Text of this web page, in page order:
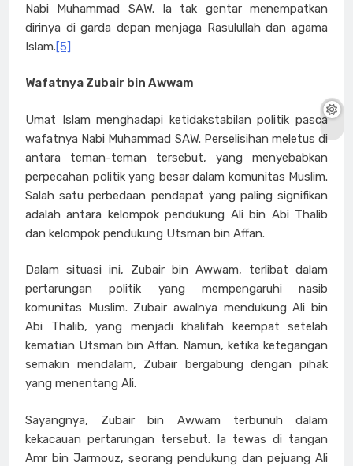
Nabi Muhammad SAW. Ia tak gentar menempatkan
dirinya di garda depan menjaga Rasulullah dan agama
Islam.[5]
Wafatnya Zubair bin Awwam
Umat Islam menghadapi ketidakstabilan politik pasca
wafatnya Nabi Muhammad SAW. Perselisihan meletus di
antara teman-teman tersebut, yang menyebabkan
perpecahan politik yang besar dalam komunitas Muslim.
Salah satu perbedaan pendapat yang paling signifikan
adalah antara kelompok pendukung Ali bin Abi Thalib
dan kelompok pendukung Utsman bin Affan.
Dalam situasi ini, Zubair bin Awwam, terlibat dalam
pertarungan politik yang mempengaruhi nasib
komunitas Muslim. Zubair awalnya mendukung Ali bin
Abi Thalib, yang menjadi khalifah keempat setelah
kematian Utsman bin Affan. Namun, ketika ketegangan
semakin mendalam, Zubair bergabung dengan pihak
yang menentang Ali.
Sayangnya, Zubair bin Awwam terbunuh dalam
kekacauan pertarungan tersebut. Ia tewas di tangan
Amr bin Jarmouz, seorang pendukung dan pejuang Ali